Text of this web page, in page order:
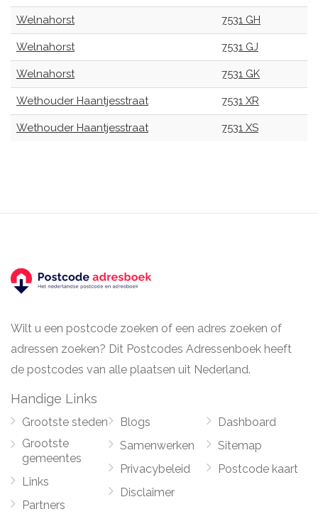
Welnahorst 7531 GH
Welnahorst 7531 GJ
Welnahorst 7531 GK
Wethouder Haantjesstraat 7531 XR
Wethouder Haantjesstraat 7531 XS
Wilt u een postcode zoeken of een adres zoeken of
adressen zoeken? Dit Postcodes Adressenboek heeft
de postcodes van alle plaatsen uit Nederland.
Handige Links
Grootste steden
Grootste
gemeentes
Links
Partners
Blogs
Samenwerken
Privacybeleid
Disclaimer
Dashboard
Sitemap
Postcode kaart